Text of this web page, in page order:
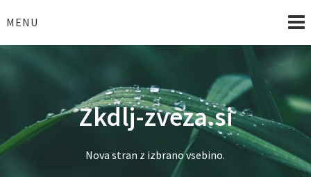
toMENU
Zkdlj-zveza.si
Nova stran z izbrano vsebino.